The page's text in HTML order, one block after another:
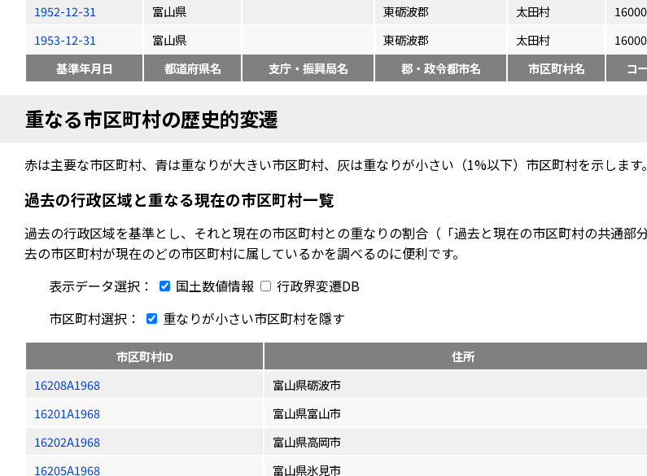
1952-12-31
富山県 東砺波郡 太田村 16000
1953-12-31
富山県 東砺波郡 太田村 16000
基準年月日
都道府県名 支庁・振興局名 郡・政令都市名 市区町村名 コ
重なる市区町村の歴史的変遷
赤は主要な市区町村、青は重なりが大きい市区町村、灰は重なりが小さい（1%以下）市区町村を示します
過去の行政区域と重なる現在の市区町村一覧
過去の行政区域を基準とし、それと現在の市区町村との重なりの割合（「過去と現在の市区町村の共通
去の市区町村が現在のどの市区町村に属しているかを調べるのに便利です。
表示データ選択：
国土数値情報
行政界変遷DB
市区町村選択：
重なりが小さい市区町村を隱す
市区町村ID 住所
16208A1968
富山県砺波市
16201A1968
富山県富山市
16202A1968
富山県高岡市
16205A1968
富山県氷見市